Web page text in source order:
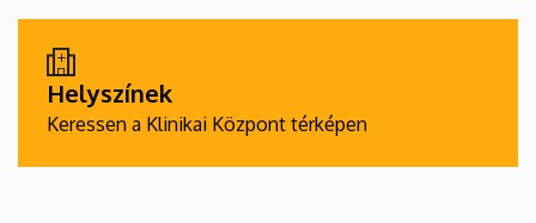
Helyszínek
Keressen a Klinikai Központ térképen